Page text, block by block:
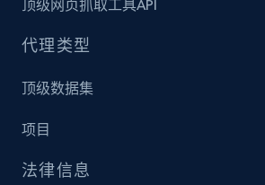
Video length, Likes, Views, and more.
8K+
Youtube - Videos posts -
顶级网页抓取工具API
代理类型
顶级数据集
项目
法律信息